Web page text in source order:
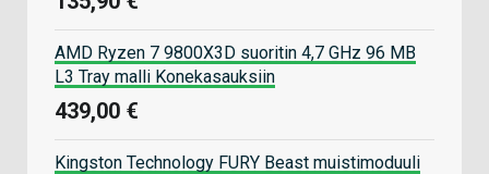
AMD Ryzen 7 9800X3D suoritin 4,7 GHz 96 MB
L3 Tray malli Konekasauksiin
439,00 €
Kingston Technology FURY Beast muistimoduuli